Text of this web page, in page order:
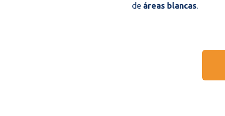
de áreas blancas.